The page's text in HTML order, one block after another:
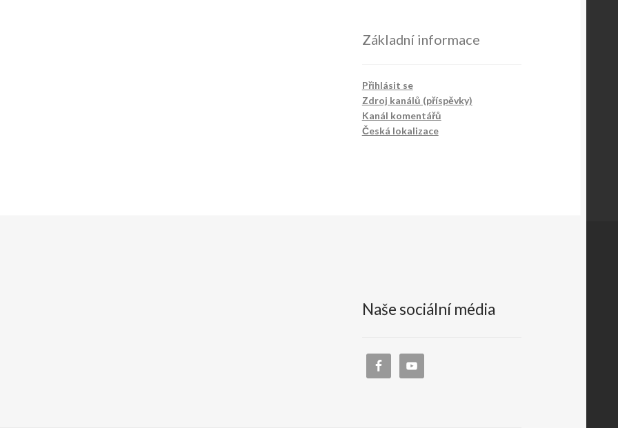
Základní informace
Přihlásit se
Zdroj kanálů (příspěvky)
Kanál komentářů
Česká lokalizace
Naše sociální média